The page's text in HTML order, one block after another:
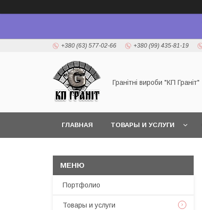
+380 (63) 577-02-66 +380 (99) 435-81-19
Гранітні вироби "КП Граніт"
ГЛАВНАЯ ТОВАРЫ И УСЛУГИ
Портфолио
Товары и услуги